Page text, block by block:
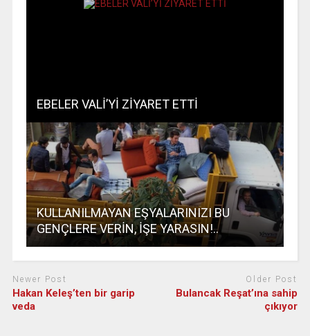
EBELER VALİ’Yİ ZİYARET ETTİ
KULLANILMAYAN EŞYALARINIZI BU
GENÇLERE VERİN, İŞE YARASIN!..
Newer Post
Hakan Keleş’ten bir garip
veda
Older Post
Bulancak Reşat’ına sahip
çıkıyor